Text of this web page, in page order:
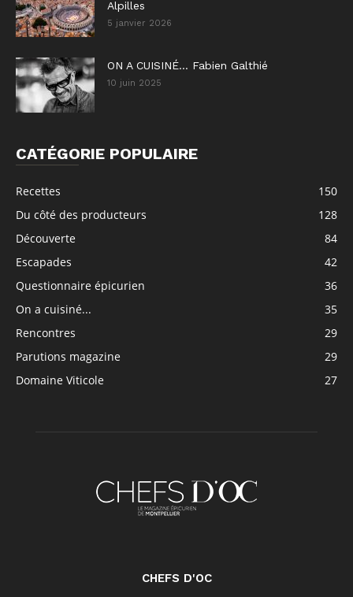
Alpilles
5 janvier 2026
ON A CUISINÉ… Fabien Galthié
10 juin 2025
CATÉGORIE POPULAIRE
Recettes
150
Du côté des producteurs
128
Découverte
84
Escapades
42
Questionnaire épicurien
36
On a cuisiné...
35
Rencontres
29
Parutions magazine
29
Domaine Viticole
27
CHEFS D'OC